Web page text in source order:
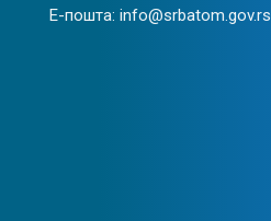
Е-пошта: info@srbatom.gov.rs